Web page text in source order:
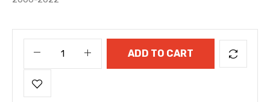
ADD TO CART